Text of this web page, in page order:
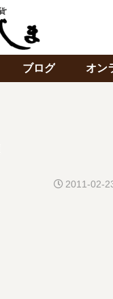
ブログ オン
2011-02-